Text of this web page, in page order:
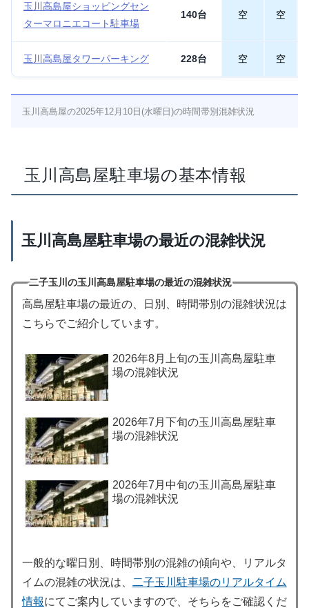
玉川高島屋ショッピングセン
ターマロニエコート駐車場
140台 空 空
玉川高島屋タワーパーキング 228台 空 空
玉川高島屋の2025年12月10日(水曜日)の時間帯別混雑状況
玉川高島屋駐車場の基本情報
玉川高島屋駐車場の最近の混雑状況
二子玉川の玉川高島屋駐車場の最近の混雑状況
高島屋駐車場の最近の、日別、時間帯別の混雑状況は
こちらでご紹介しています。
2026年8月上旬の玉川高島屋駐車
場の混雑状況
2026年7月下旬の玉川高島屋駐車
場の混雑状況
2026年7月中旬の玉川高島屋駐車
場の混雑状況
一般的な曜日別、時間帯別の混雑の傾向や、リアルタ
イムの混雑の状況は、
二子玉川駐車場のリアルタイム
情報にてご案内していますので、そちらをご確認くだ